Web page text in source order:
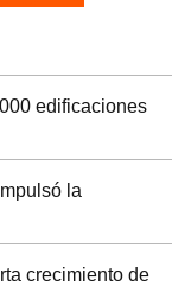
edificaciones
la
crecimiento de